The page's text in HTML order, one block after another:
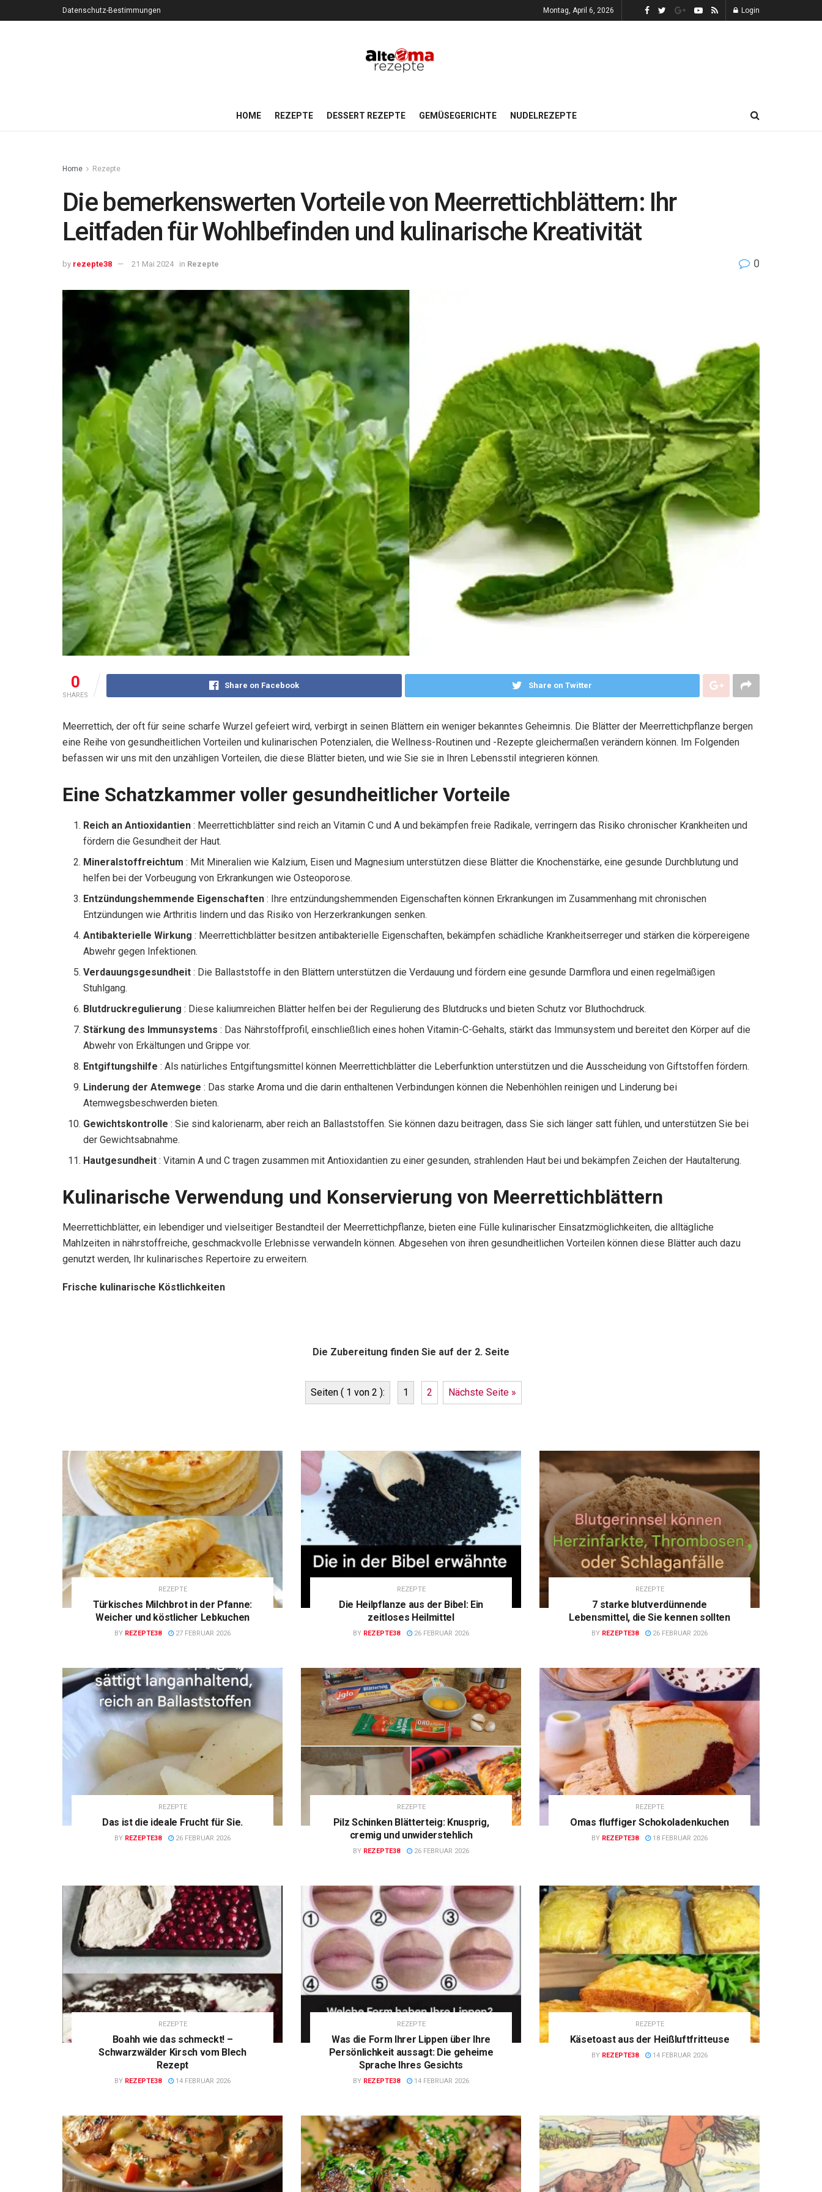
Datenschutz-Bestimmungen Montag, April 6, 2026 Login
HOME REZEPTE DESSERT REZEPTE GEMÜSEGERICHTE NUDELREZEPTE
Home Rezepte
Die bemerkenswerten Vorteile von Meerrettichblättern: Ihr
Leitfaden für Wohlbefinden und kulinarische Kreativität
by rezepte38 21 Mai 2024 in Rezepte 0
0
SHARES
Share on Facebook Share on Twitter
Meerrettich, der oft für seine scharfe Wurzel gefeiert wird, verbirgt in seinen Blättern ein weniger bekanntes Geheimnis. Die Blätter der Meerrettichpflanze bergen
eine Reihe von gesundheitlichen Vorteilen und kulinarischen Potenzialen, die Wellness-Routinen und -Rezepte gleichermaßen verändern können. Im Folgenden
befassen wir uns mit den unzähligen Vorteilen, die diese Blätter bieten, und wie Sie sie in Ihren Lebensstil integrieren können.
Eine Schatzkammer voller gesundheitlicher Vorteile
Reich an Antioxidantien : Meerrettichblätter sind reich an Vitamin C und A und bekämpfen freie Radikale, verringern das Risiko chronischer Krankheiten und
fördern die Gesundheit der Haut.
Mineralstoffreichtum : Mit Mineralien wie Kalzium, Eisen und Magnesium unterstützen diese Blätter die Knochenstärke, eine gesunde Durchblutung und
helfen bei der Vorbeugung von Erkrankungen wie Osteoporose.
Entzündungshemmende Eigenschaften : Ihre entzündungshemmenden Eigenschaften können Erkrankungen im Zusammenhang mit chronischen
Entzündungen wie Arthritis lindern und das Risiko von Herzerkrankungen senken.
Antibakterielle Wirkung : Meerrettichblätter besitzen antibakterielle Eigenschaften, bekämpfen schädliche Krankheitserreger und stärken die körpereigene
Abwehr gegen Infektionen.
Verdauungsgesundheit : Die Ballaststoffe in den Blättern unterstützen die Verdauung und fördern eine gesunde Darmflora und einen regelmäßigen
Stuhlgang.
Blutdruckregulierung : Diese kaliumreichen Blätter helfen bei der Regulierung des Blutdrucks und bieten Schutz vor Bluthochdruck.
Stärkung des Immunsystems : Das Nährstoffprofil, einschließlich eines hohen Vitamin-C-Gehalts, stärkt das Immunsystem und bereitet den Körper auf die
Abwehr von Erkältungen und Grippe vor.
Entgiftungshilfe : Als natürliches Entgiftungsmittel können Meerrettichblätter die Leberfunktion unterstützen und die Ausscheidung von Giftstoffen fördern.
Linderung der Atemwege : Das starke Aroma und die darin enthaltenen Verbindungen können die Nebenhöhlen reinigen und Linderung bei
Atemwegsbeschwerden bieten.
Gewichtskontrolle : Sie sind kalorienarm, aber reich an Ballaststoffen. Sie können dazu beitragen, dass Sie sich länger satt fühlen, und unterstützen Sie bei
der Gewichtsabnahme.
Hautgesundheit : Vitamin A und C tragen zusammen mit Antioxidantien zu einer gesunden, strahlenden Haut bei und bekämpfen Zeichen der Hautalterung.
Kulinarische Verwendung und Konservierung von Meerrettichblättern
Meerrettichblätter, ein lebendiger und vielseitiger Bestandteil der Meerrettichpflanze, bieten eine Fülle kulinarischer Einsatzmöglichkeiten, die alltägliche
Mahlzeiten in nährstoffreiche, geschmackvolle Erlebnisse verwandeln können. Abgesehen von ihren gesundheitlichen Vorteilen können diese Blätter auch dazu
genutzt werden, Ihr kulinarisches Repertoire zu erweitern.
Frische kulinarische Köstlichkeiten
Die Zubereitung finden Sie auf der 2. Seite
Seiten ( 1 von 2 ): 1 2 Nächste Seite »
REZEPTE
Türkisches Milchbrot in der Pfanne:
Weicher und köstlicher Lebkuchen
BY REZEPTE38 27 FEBRUAR 2026
REZEPTE
Die Heilpflanze aus der Bibel: Ein
zeitloses Heilmittel
BY REZEPTE38 26 FEBRUAR 2026
REZEPTE
7 starke blutverdünnende
Lebensmittel, die Sie kennen sollten
BY REZEPTE38 26 FEBRUAR 2026
REZEPTE
Das ist die ideale Frucht für Sie.
BY REZEPTE38 26 FEBRUAR 2026
REZEPTE
Pilz Schinken Blätterteig: Knusprig,
cremig und unwiderstehlich
BY REZEPTE38 26 FEBRUAR 2026
REZEPTE
Omas fluffiger Schokoladenkuchen
BY REZEPTE38 18 FEBRUAR 2026
REZEPTE
Boahh wie das schmeckt! –
Schwarzwälder Kirsch vom Blech
Rezept
BY REZEPTE38 14 FEBRUAR 2026
REZEPTE
Was die Form Ihrer Lippen über Ihre
Persönlichkeit aussagt: Die geheime
Sprache Ihres Gesichts
BY REZEPTE38 14 FEBRUAR 2026
REZEPTE
Käsetoast aus der Heißluftfritteuse
BY REZEPTE38 14 FEBRUAR 2026